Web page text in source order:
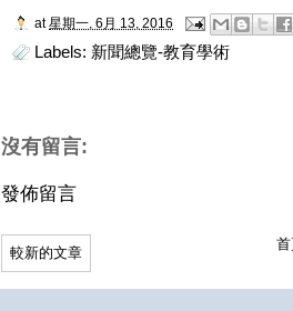
at 星期一, 6月 13, 2016
Labels: 新聞總覽-教育學術
沒有留言:
發佈留言
較新的文章